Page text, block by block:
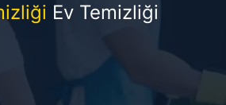
Ev Temizliği